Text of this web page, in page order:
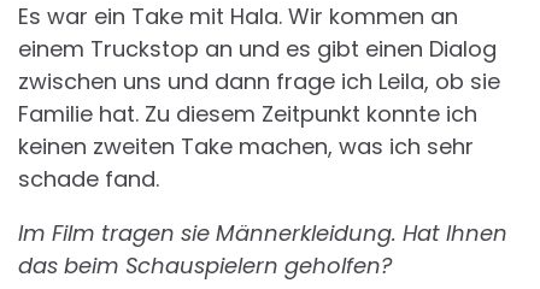
Es war ein Take mit Hala. Wir kommen an
einem Truckstop an und es gibt einen Dialog
zwischen uns und dann frage ich Leila, ob sie
Familie hat. Zu diesem Zeitpunkt konnte ich
keinen zweiten Take machen, was ich sehr
schade fand.
Im Film tragen sie Männerkleidung. Hat Ihnen
das beim Schauspielern geholfen?